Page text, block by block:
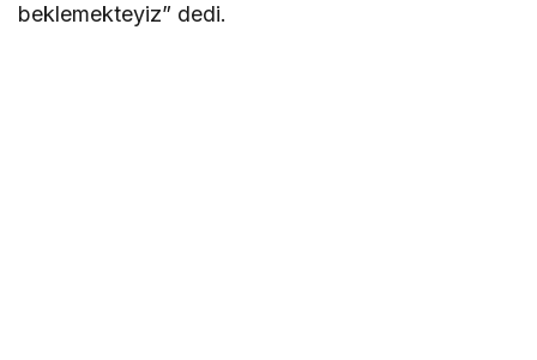
beklemekteyiz” dedi.